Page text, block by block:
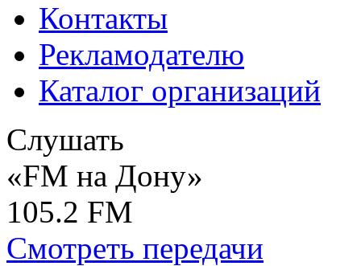
Контакты
Рекламодателю
Каталог организаций
Слушать
«FM на Дону»
105.2 FM
Смотреть передачи